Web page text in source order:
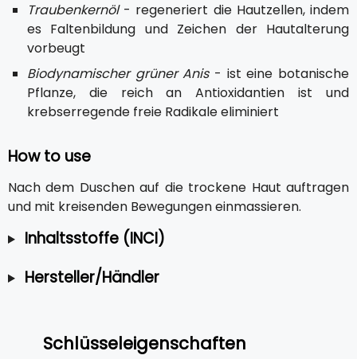
Traubenkernöl- regeneriert die Hautzellen, indem
es Faltenbildung und Zeichen der Hautalterung
vorbeugt
Biodynamischer grüner Anis- ist eine botanische
Pflanze, die reich an Antioxidantien ist und
krebserregende freie Radikale eliminiert
How to use
Nach dem Duschen auf die trockene Haut auftragen
und mit kreisenden Bewegungen einmassieren.
Inhaltsstoffe (INCI)
Hersteller/Händler
Schlüsseleigenschaften